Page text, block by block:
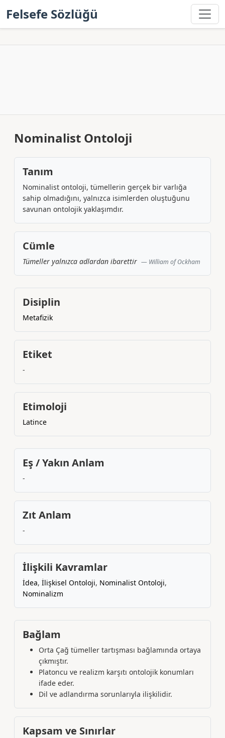
Felsefe Sözlüğü
Nominalist Ontoloji
Tanım
Nominalist ontoloji, tümellerin gerçek bir varlığa
sahip olmadığını, yalnızca isimlerden oluştuğunu
savunan ontolojik yaklaşımdır.
Cümle
Tümeller yalnızca adlardan ibarettir William of Ockham
Disiplin
Metafizik
Etiket
-
Etimoloji
Latince
Eş / Yakın Anlam
-
Zıt Anlam
-
İlişkili Kavramlar
İdea, İlişkisel Ontoloji, Nominalist Ontoloji,
Nominalizm
Bağlam
Orta Çağ tümeller tartışması bağlamında ortaya
çıkmıştır.
Platoncu ve realizm karşıtı ontolojik konumları
ifade eder.
Dil ve adlandırma sorunlarıyla ilişkilidir.
Kapsam ve Sınırlar